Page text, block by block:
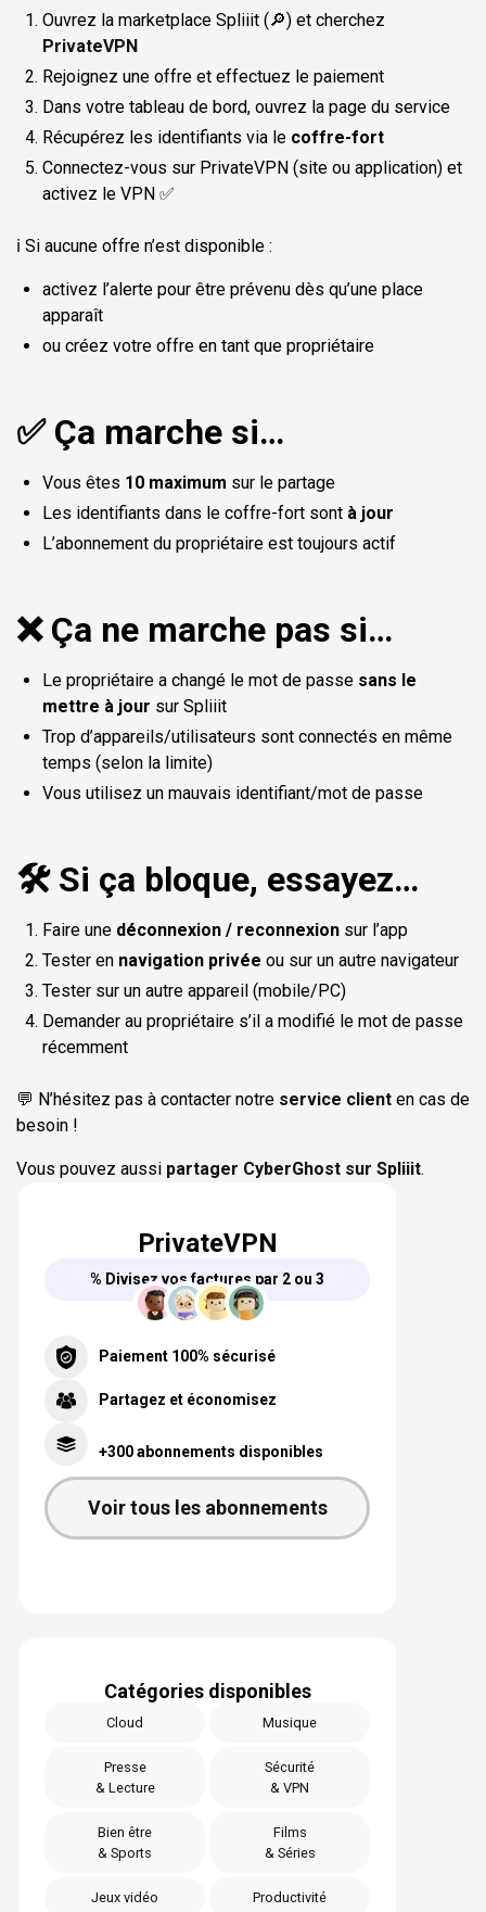
Ouvrez la marketplace Spliiit (🔎) et cherchez
PrivateVPN
Rejoignez une offre et effectuez le paiement
Dans votre tableau de bord, ouvrez la page du service
Récupérez les identifiants via le coffre-fort
Connectez-vous sur PrivateVPN (site ou application) et
activez le VPN ✅
ℹ️ Si aucune offre n’est disponible :
activez l’alerte pour être prévenu dès qu’une place
apparaît
ou créez votre offre en tant que propriétaire
✅ Ça marche si…
Vous êtes 10 maximum sur le partage
Les identifiants dans le coffre-fort sont à jour
L’abonnement du propriétaire est toujours actif
❌ Ça ne marche pas si…
Le propriétaire a changé le mot de passe sans le
mettre à jour sur Spliiit
Trop d’appareils/utilisateurs sont connectés en même
temps (selon la limite)
Vous utilisez un mauvais identifiant/mot de passe
🛠️ Si ça bloque, essayez…
Faire une déconnexion / reconnexion sur l’app
Tester en navigation privée ou sur un autre navigateur
Tester sur un autre appareil (mobile/PC)
Demander au propriétaire s’il a modifié le mot de passe
récemment
💬 N’hésitez pas à contacter notre service client en cas de
besoin !
Vous pouvez aussi partager CyberGhost sur Spliiit.
PrivateVPN
% Divisez vos factures par 2 ou 3
Paiement 100% sécurisé
Partagez et économisez
+300 abonnements disponibles
Voir tous les abonnements
Catégories disponibles
Cloud Musique
Presse
& Lecture
Sécurité
& VPN
Bien être
& Sports
Films
& Séries
Jeux vidéo Productivité